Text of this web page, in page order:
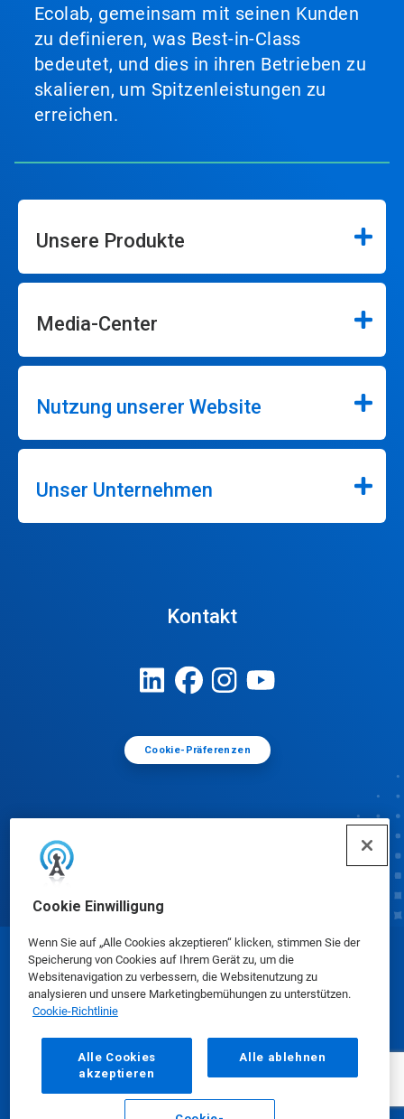
Cookie Einwilligung
Wenn Sie auf „Alle Cookies akzeptieren“ klicken, stimmen Sie der
Speicherung von Cookies auf Ihrem Gerät zu, um die
Websitenavigation zu verbessern, die Websitenutzung zu
analysieren und unsere Marketingbemühungen zu unterstützen.
Cookie-Richtlinie
Alle Cookies
akzeptieren
Alle ablehnen
Ecolab, gemeinsam mit seinen Kunden
zu definieren, was Best-in-Class
bedeutet, und dies in ihren Betrieben zu
skalieren, um Spitzenleistungen zu
erreichen.
Unsere Produkte
Media-Center
Nutzung unserer Website
Unser Unternehmen
Kontakt
Cookie-Präferenzen
© Ecolab Inc. 2025
Sicherheitsdatenblätter